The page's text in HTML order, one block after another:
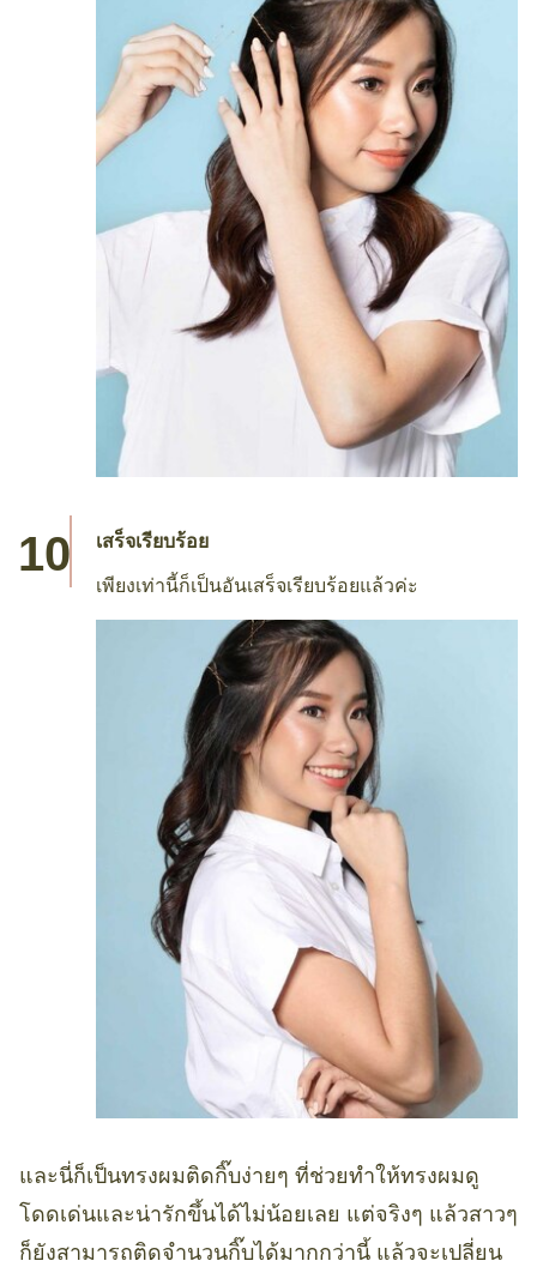
เสร็จเรียบร้อย
เพียงเท่านี้ก็เป็นอันเสร็จเรียบร้อยแล้วค่ะ
และนี่ก็เป็นทรงผมติดกิ๊บง่ายๆ ที่ช่วยทำให้ทรงผมดู
โดดเด่นและน่ารักขึ้นได้ไม่น้อยเลย แต่จริงๆ แล้วสาวๆ
ก็ยังสามารถติดจำนวนกิ๊บได้มากกว่านี้ แล้วจะเปลี่ยน